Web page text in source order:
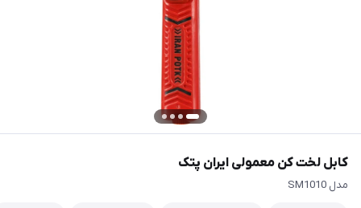
کابل لخت کن معمولی ایران پتک
مدل SM1010